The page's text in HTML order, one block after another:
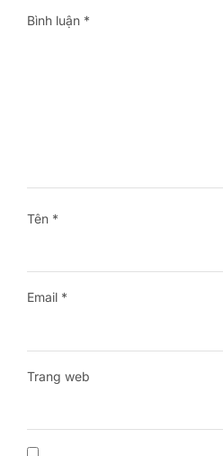
Bình luận *
Tên *
Email *
Trang web